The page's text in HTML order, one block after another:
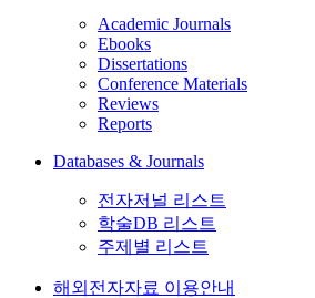
Academic Journals
Ebooks
Dissertations
Conference Materials
Reviews
Reports
Databases & Journals
전자저널 리스트
학술DB 리스트
주제별 리스트
해외전자자료 이용안내